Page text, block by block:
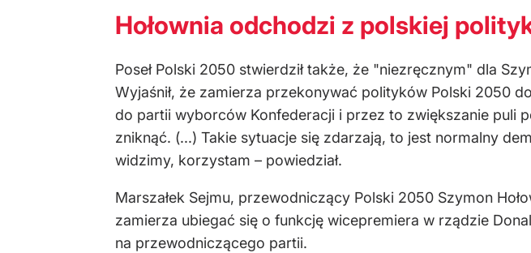
Hołownia odchodzi z polskiej
Poseł Polski 2050 stwierdził także, że "niezręcznym" dla
Wyjaśnił, że zamierza przekonywać polityków Polski 2050
do partii wyborców Konfederacji i przez to zwiększanie puli
zniknąć. (...) Takie sytuacje się zdarzają, to jest normalny
widzimy, korzystam – powiedział.
Marszałek Sejmu, przewodniczący Polski 2050 Szymon
zamierza ubiegać się o funkcję wicepremiera w rządzie
na przewodniczącego partii.